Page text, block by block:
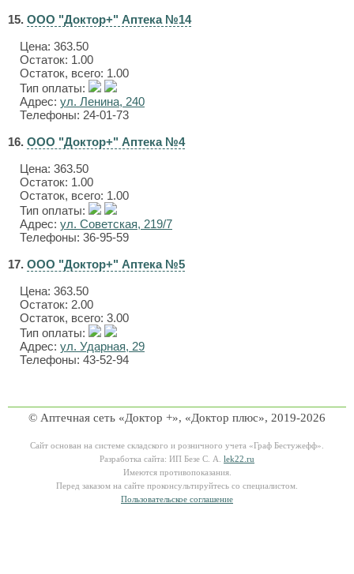
15. ООО "Доктор+" Аптека №14
Цена: 363.50
Остаток: 1.00
Остаток, всего: 1.00
Тип оплаты:
Адрес: ул. Ленина, 240
Телефоны: 24-01-73
16. ООО "Доктор+" Аптека №4
Цена: 363.50
Остаток: 1.00
Остаток, всего: 1.00
Тип оплаты:
Адрес: ул. Советская, 219/7
Телефоны: 36-95-59
17. ООО "Доктор+" Аптека №5
Цена: 363.50
Остаток: 2.00
Остаток, всего: 3.00
Тип оплаты:
Адрес: ул. Ударная, 29
Телефоны: 43-52-94
© Аптечная сеть «Доктор +», «Доктор плюс», 2019-2026
Сайт основан на системе складского и розничного учета «Граф Бестужефф».
Разработка сайта: ИП Безе С. А. lek22.ru
Имеются противопоказания.
Перед заказом на сайте проконсультируйтесь со специалистом.
Пользовательское соглашение